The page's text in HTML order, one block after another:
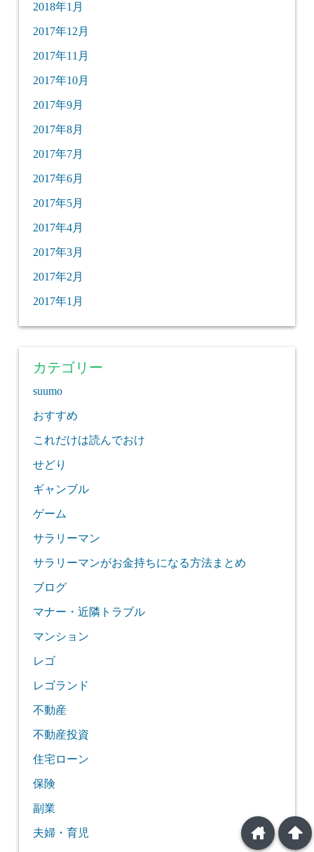
2018年1月
2017年12月
2017年11月
2017年10月
2017年9月
2017年8月
2017年7月
2017年6月
2017年5月
2017年4月
2017年3月
2017年2月
2017年1月
カテゴリー
suumo
おすすめ
これだけは読んでおけ
せどり
ギャンブル
ゲーム
サラリーマン
サラリーマンがお金持ちになる方法まとめ
ブログ
マナー・近隣トラブル
マンション
レゴ
レゴランド
不動産
不動産投資
住宅ローン
保険
副業
夫婦・育児 arrowup
home